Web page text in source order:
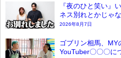
『夜のひと笑い』
ネス別れとかじゃ
2026年8月7日
ゴブリン相馬、MY
YouTuber〇〇〇に